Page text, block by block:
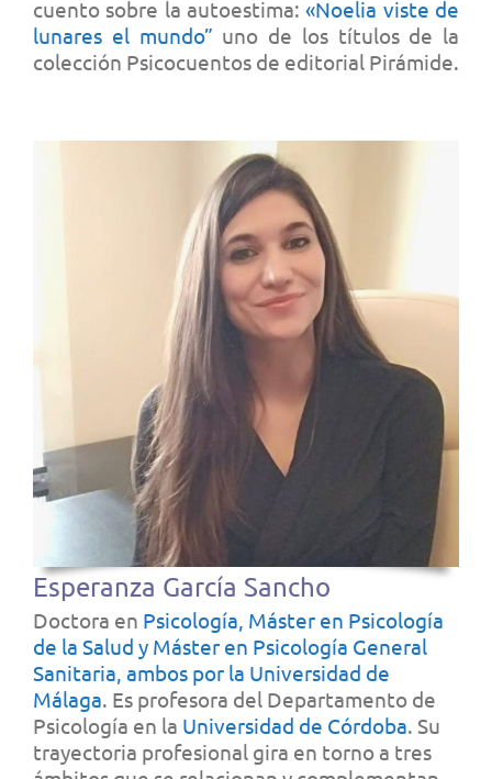
cuento sobre la autoestima:«Noelia viste de
lunares el mundo” uno de los títulos de la
colección Psicocuentos de editorial Pirámide.
Esperanza García Sancho
Doctora en Psicología, Máster en Psicología
de la Salud y Máster en Psicología General
Sanitaria, ambos por la Universidad de
Málaga. Es profesora del Departamento de
Psicología en la Universidad de Córdoba. Su
trayectoria profesional gira en torno a tres